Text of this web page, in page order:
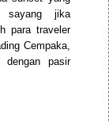
sayang jika
para traveler
Cempaka,
dengan pasir